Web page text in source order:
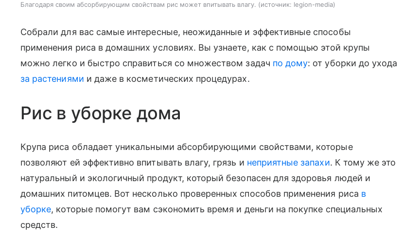
Благодаря своим абсорбирующим свойствам рис может впитывать влагу. источник: legion-media
Собрали для вас самые интересные, неожиданные и эффективные способы
применения риса в домашних условиях. Вы узнаете, как с помощью этой крупы
можно легко и быстро справиться со множеством задач по дому: от уборки до ухода
за растениями и даже в косметических процедурах.
Рис в уборке дома
Крупа риса обладает уникальными абсорбирующими свойствами, которые
позволяют ей эффективно впитывать влагу, грязь и неприятные запахи. К тому же это
натуральный и экологичный продукт, который безопасен для здоровья людей и
домашних питомцев. Вот несколько проверенных способов применения риса в
уборке, которые помогут вам сэкономить время и деньги на покупке специальных
средств.